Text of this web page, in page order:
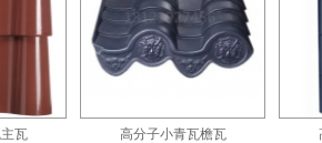
高分子西式瓦等高分子琉璃瓦。产品外观设计独具
美融合。既为节能减排的国家战略做出了贡献，又
念，坚持“诚信立业、品质制胜、创新发展，服务社
、美观的屋瓦产品。
瓦 高分子小青瓦檐瓦